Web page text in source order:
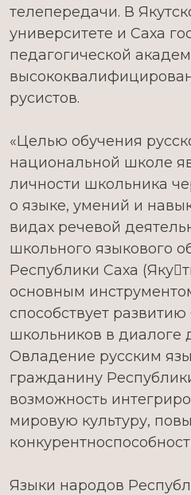
телепередачи. В
университете и Саха
педагогической
русистов.
«Целью обучения
национальной школе
личности школьника
о языке, умений и
видах речевой
школьного языкового
Республики Саха
основным
способствует
школьников в диалоге
Овладение русским
гражданину
возможность
мировую культуру,
Языки народов